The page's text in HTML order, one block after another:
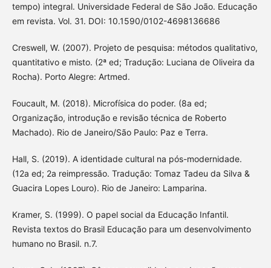
tempo) integral. Universidade Federal de São João. Educação
em revista. Vol. 31. DOI: 10.1590/0102-4698136686
Creswell, W. (2007). Projeto de pesquisa: métodos qualitativo,
quantitativo e misto. (2ª ed; Tradução: Luciana de Oliveira da
Rocha). Porto Alegre: Artmed.
Foucault, M. (2018). Microfísica do poder. (8a ed;
Organização, introdução e revisão técnica de Roberto
Machado). Rio de Janeiro/São Paulo: Paz e Terra.
Hall, S. (2019). A identidade cultural na pós-modernidade.
(12a ed; 2a reimpressão. Tradução: Tomaz Tadeu da Silva &
Guacira Lopes Louro). Rio de Janeiro: Lamparina.
Kramer, S. (1999). O papel social da Educação Infantil.
Revista textos do Brasil Educação para um desenvolvimento
humano no Brasil. n.7.